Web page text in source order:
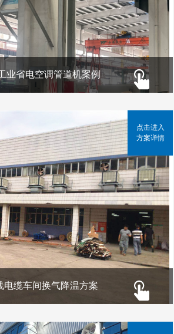
业省电空调管道机案例
电缆车间换气降温方案
点击进入
方案详情